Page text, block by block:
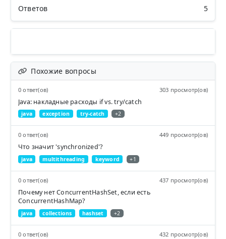
Ответов
5
Похожие вопросы
0 ответ(ов) 303 просмотр(ов)
Java: накладные расходы if vs. try/catch
java exception try-catch +2
0 ответ(ов) 449 просмотр(ов)
Что значит 'synchronized'?
java multithreading keyword +1
0 ответ(ов) 437 просмотр(ов)
Почему нет ConcurrentHashSet, если есть
ConcurrentHashMap?
java collections hashset +2
0 ответ(ов) 432 просмотр(ов)